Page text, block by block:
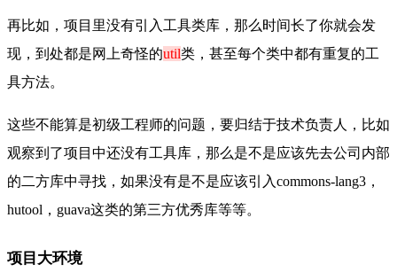
再比如，项目里没有引入工具类库，那么时间长了你就会发
现，到处都是网上奇怪的util类，甚至每个类中都有重复的工
具方法。
这些不能算是初级工程师的问题，要归结于技术负责人，比如
观察到了项目中还没有工具库，那么是不是应该先去公司内部
的二方库中寻找，如果没有是不是应该引入commons-lang3，
hutool，guava这类的第三方优秀库等等。
项目大环境